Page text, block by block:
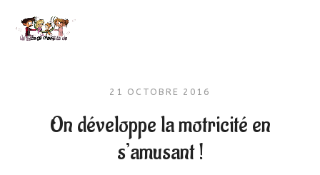
21 OCTOBRE 2016
On développe la motricité en
s’amusant !